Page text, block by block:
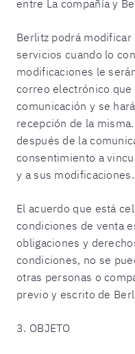
entre La compañía y
Berlitz podrá
servicios cuando lo
modificaciones le
correo electrónico
comunicación y se
recepción de la
después de la
consentimiento a
y a sus modificaciones.
El acuerdo que está
condiciones de venta
obligaciones y
condiciones, no se
otras personas o
previo y escrito de
3. OBJETO